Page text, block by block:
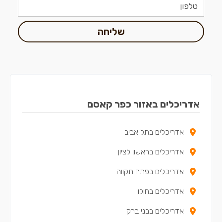
שליחה
אדריכלים באזור כפר קאסם
אדריכלים בתל אביב
אדריכלים בראשון לציון
אדריכלים בפתח תקווה
אדריכלים בחולון
אדריכלים בבני ברק